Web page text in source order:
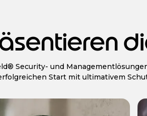
Security- und
Start mit ultimativem